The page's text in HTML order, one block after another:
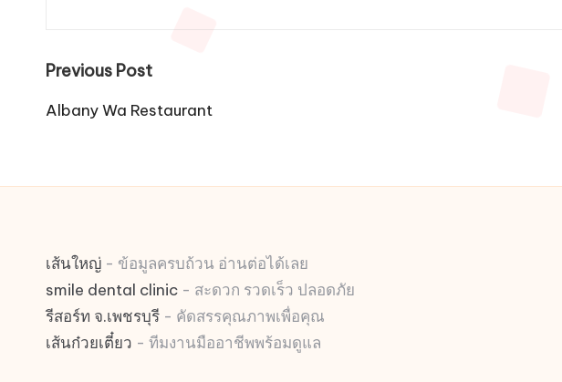
Post
navigation
Previous Post
Albany Wa Restaurant
เส้นใหญ่ - ข้อมูลครบถ้วน อ่านต่อได้เลย
smile dental clinic - สะดวก รวดเร็ว ปลอดภัย
รีสอร์ท จ.เพชรบุรี - คัดสรรคุณภาพเพื่อคุณ
เส้นก๋วยเตี๋ยว - ทีมงานมืออาชีพพร้อมดูแล